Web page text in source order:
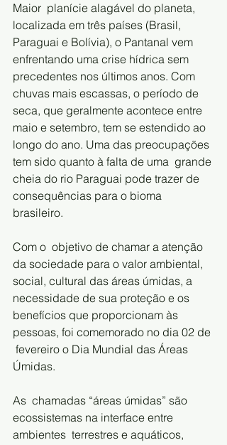
Maior  planície alagável do planeta,
localizada em três países (Brasil,
Paraguai e Bolívia), o Pantanal vem
enfrentando uma crise hídrica sem
precedentes nos últimos anos. Com
chuvas mais escassas, o período de
seca, que geralmente acontece entre
maio e setembro, tem se estendido ao
longo do ano. Uma das preocupações
tem sido quanto à falta de uma  grande
cheia do rio Paraguai pode trazer de
consequências para o bioma
brasileiro.
Com o  objetivo de chamar a atenção
da sociedade para o valor ambiental,
social, cultural das áreas úmidas, a
necessidade de sua proteção e os
benefícios que proporcionam às
pessoas, foi comemorado no dia 02 de
fevereiro o Dia Mundial das Áreas
Úmidas.
As  chamadas “áreas úmidas” são
ecossistemas na interface entre
ambientes  terrestres e aquáticos,